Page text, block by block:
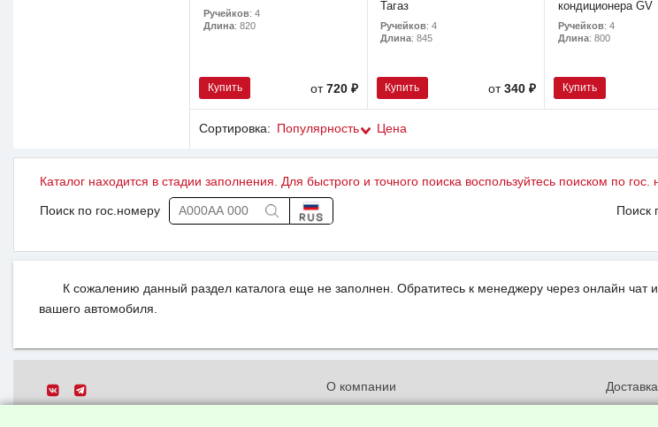
Ручейков: 4
Длина: 820
Купить от720 ₽
Тагaз
Ручейков: 4
Длина: 845
Купить от 340 ₽
кондиционера GV
Ручейков: 4
Длина: 800
Купить
Сортировка: Популярность Цена
Каталог находится в стадии заполнения. Для быстрого и точного поиска воспользуйтесь поиском по
Поиск по гос.номеру Поиск
К сожалению данный раздел каталога еще не заполнен. Обратитесь к менеджеру через онлайн чат
вашего автомобиля.
О компании
Доставка